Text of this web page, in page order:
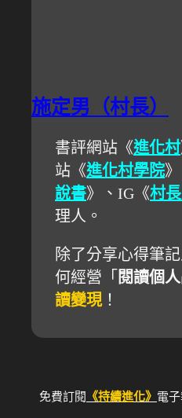
施定男（村長）
書評網站《進化村
站《進化村學院
說書》、IG《村
理人。
除了分享心得筆
何經營「 閱讀個
讀變現！
免費訂閱 《持續進化》 電